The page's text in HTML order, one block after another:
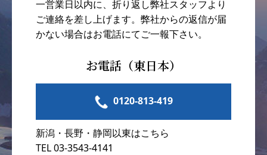
一営業日以内に、折り返し弊社スタッフより
ご連絡を差し上げます。弊社からの返信が届
かない場合はお電話にてご一報下さい。
お電話（東日本）
0120-813-419
新潟・長野・静岡以東はこちら
TEL 03-3543-4141